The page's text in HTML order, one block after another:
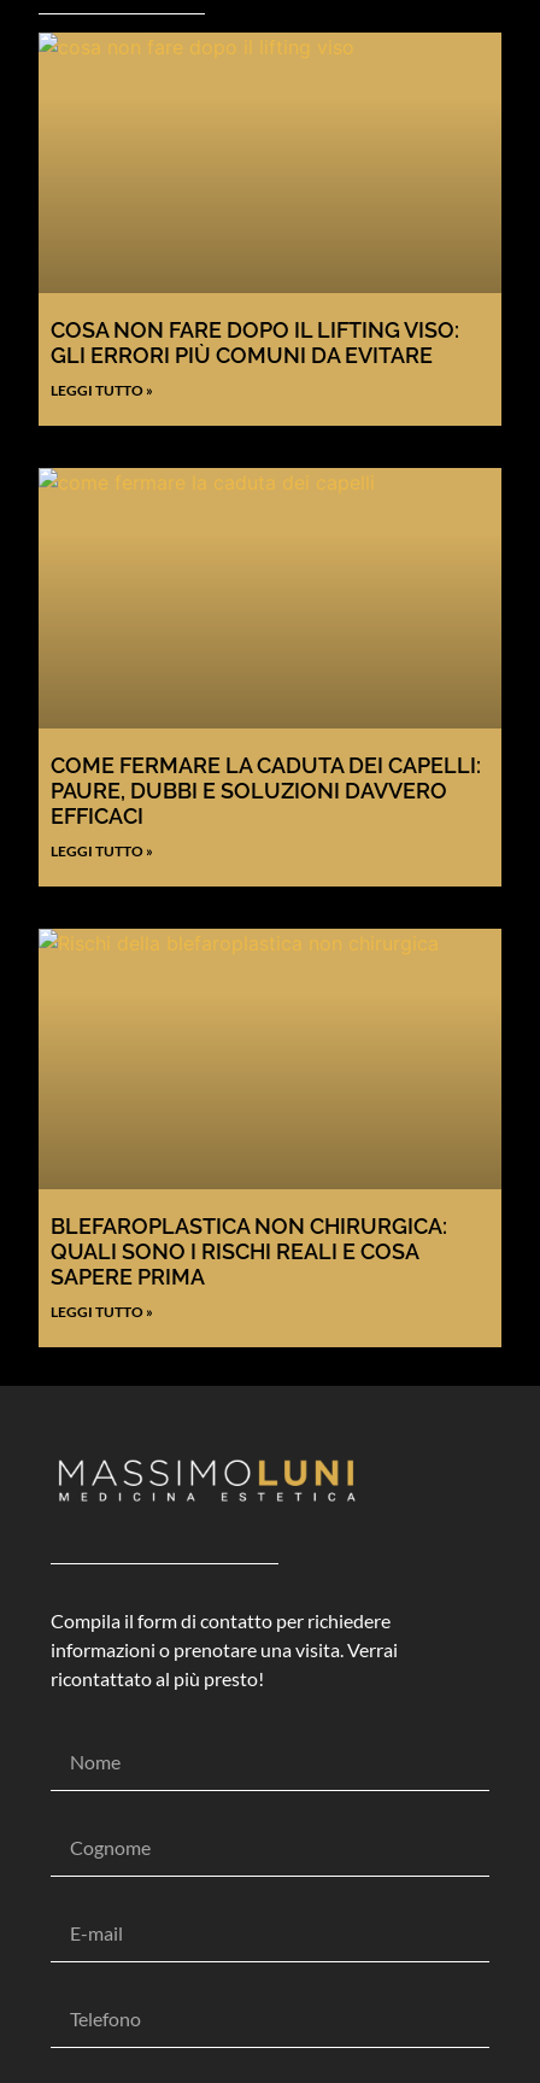
COSA NON FARE DOPO IL LIFTING VISO:
GLI ERRORI PIÙ COMUNI DA EVITARE
LEGGI TUTTO »
COME FERMARE LA CADUTA DEI CAPELLI:
PAURE, DUBBI E SOLUZIONI DAVVERO
EFFICACI
LEGGI TUTTO »
BLEFAROPLASTICA NON CHIRURGICA:
QUALI SONO I RISCHI REALI E COSA
SAPERE PRIMA
LEGGI TUTTO »
Compila il form di contatto per richiedere
informazioni o prenotare una visita. Verrai
ricontattato al più presto!